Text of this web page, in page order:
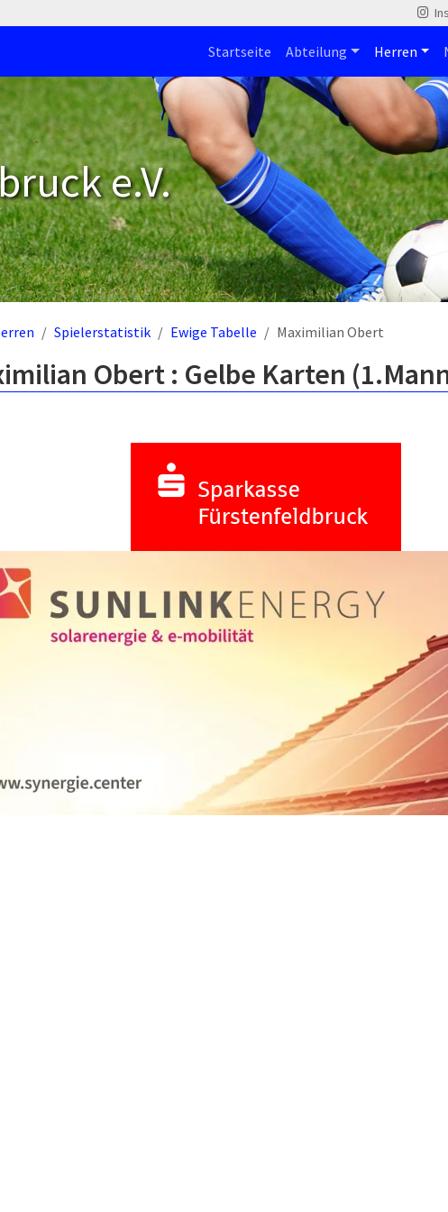
Startseite Abteilung Herren
e.V.
Spielerstatistik Ewige Tabelle Maximilian Obert
Obert : Gelbe Karten